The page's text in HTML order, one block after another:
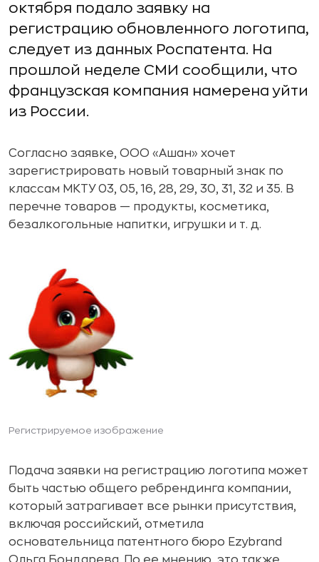
октября подало заявку на
регистрацию обновленного логотипа,
следует из данных Роспатента. На
прошлой неделе СМИ сообщили, что
французская компания намерена уйти
из России.
Согласно заявке, ООО «Ашан» хочет
зарегистрировать новый товарный знак по
классам МКТУ 03, 05, 16, 28, 29, 30, 31, 32 и 35. В
перечне товаров — продукты, косметика,
безалкогольные напитки, игрушки и т. д.
Регистрируемое изображение
Подача заявки на регистрацию логотипа может
быть частью общего ребрендинга компании,
который затрагивает все рынки присутствия,
включая российский, отметила
основательница патентного бюро Ezybrand